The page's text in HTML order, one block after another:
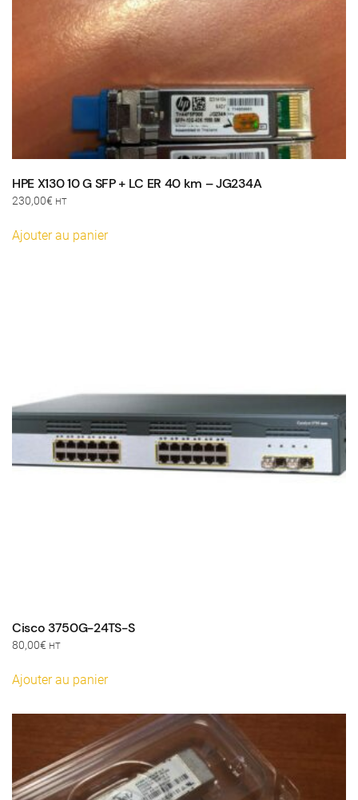
HPE X130 10 G SFP + LC ER 40 km – JG234A
230,00€ HT
Ajouter au panier
Cisco 3750G-24TS-S
80,00€ HT
Ajouter au panier